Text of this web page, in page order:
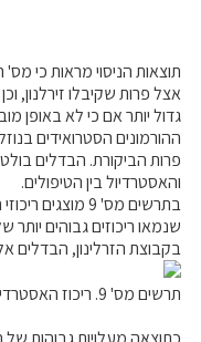
תוצאות הניסוי מראות כי
אצל פרות שקיבלו זירלנון,
גדול יותר אם כי לא באופן
ההורמונים הסטרואידים
פרות הביקורת. הבדלים
והאסטרדיול בין הטיפולים.
בתרשים מס' 9
שנמאו ריכוזים גבוהים יותר
בקבוצת הזרלינון, הבדלים
תרשים מס' 9. ריכוז האסטרדיול בפלסמה סביב הייחום